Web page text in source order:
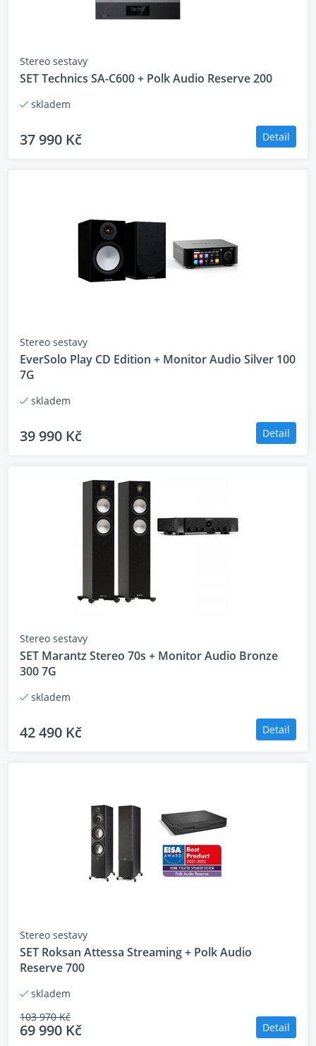
Stereo sestavy
SET Technics SA-C600 + Polk Audio Reserve 200
skladem
37 990 Kč Detail
Stereo sestavy
EverSolo Play CD Edition + Monitor Audio Silver 100
7G
skladem
39 990 Kč Detail
Stereo sestavy
SET Marantz Stereo 70s + Monitor Audio Bronze
300 7G
skladem
42 490 Kč Detail
Stereo sestavy
SET Roksan Attessa Streaming + Polk Audio
Reserve 700
skladem
103 970 Kč
69 990 Kč Detail